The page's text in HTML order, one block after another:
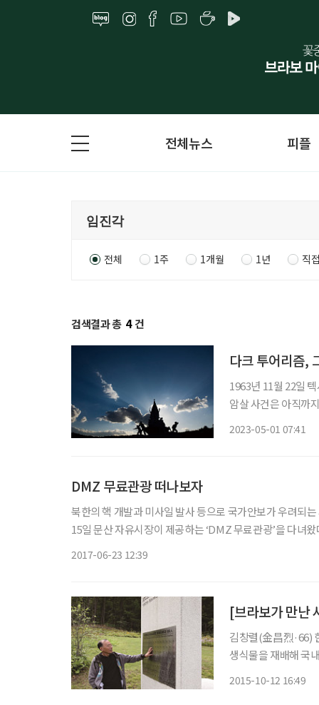
전체뉴스 피플
전체 1주 1개월 1년 직
검색결과 총 4 건
다크 투어리즘,
1963년 11월 22일
암살 사건은 아직까
2023-05-01 07:41
DMZ 무료관광 떠나보자
북한의 핵 개발과 미사일 발사 등으로 국가안보가 우려되
15일 문산 자유시장이 제공하는 ‘DMZ 무료관광’을 다녀
2017-06-23 12:39
[브라보가 만난
김창렬(金昌烈·66)
생식물을 재배해 국
2015-10-12 16:49